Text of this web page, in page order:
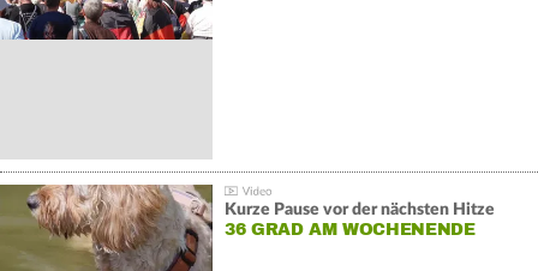
Kurze Pause vor der nächsten Hitze
36 GRAD AM WOCHENENDE